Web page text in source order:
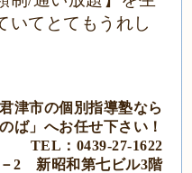
いてとてもうれし
君津市の個別指導塾なら
ば」へお任せ下さい！
TEL：0439‐27‐1622
2 新昭和第七ビル3階